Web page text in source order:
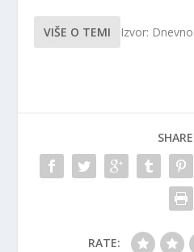
VIŠE O TEMI Izvor:
RATE: